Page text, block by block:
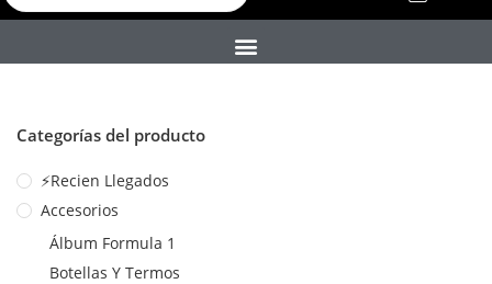
Categorías del producto
⚡Recien Llegados
Accesorios
Álbum Formula 1
Botellas Y Termos